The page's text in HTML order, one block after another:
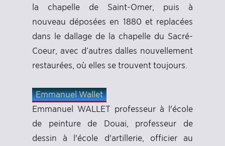
la chapelle de Saint-Omer, puis à
nouveau déposées en 1880 et replacées
dans le dallage de la chapelle du Sacré-
Coeur, avec d’autres dalles nouvellement
restaurées, où elles se trouvent toujours.
Emmanuel Wallet
Emmanuel WALLET professeur à l'école
de peinture de Douai, professeur de
dessin à l'école d'artillerie, officier au